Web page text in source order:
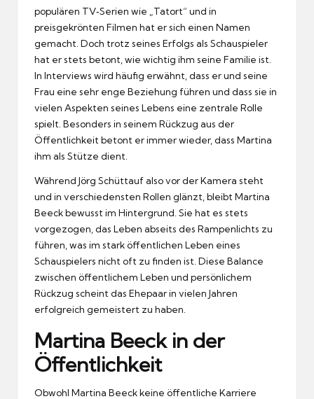
populären TV‑Serien wie „Tatort“ und in
preisgekrönten Filmen hat er sich einen Namen
gemacht. Doch trotz seines Erfolgs als Schauspieler
hat er stets betont, wie wichtig ihm seine Familie ist.
In Interviews wird häufig erwähnt, dass er und seine
Frau eine sehr enge Beziehung führen und dass sie in
vielen Aspekten seines Lebens eine zentrale Rolle
spielt. Besonders in seinem Rückzug aus der
Öffentlichkeit betont er immer wieder, dass Martina
ihm als Stütze dient.
Während Jörg Schüttauf also vor der Kamera steht
und in verschiedensten Rollen glänzt, bleibt Martina
Beeck bewusst im Hintergrund. Sie hat es stets
vorgezogen, das Leben abseits des Rampenlichts zu
führen, was im stark öffentlichen Leben eines
Schauspielers nicht oft zu finden ist. Diese Balance
zwischen öffentlichem Leben und persönlichem
Rückzug scheint das Ehepaar in vielen Jahren
erfolgreich gemeistert zu haben.
Martina Beeck in der
Öffentlichkeit
Obwohl Martina Beeck keine öffentliche Karriere